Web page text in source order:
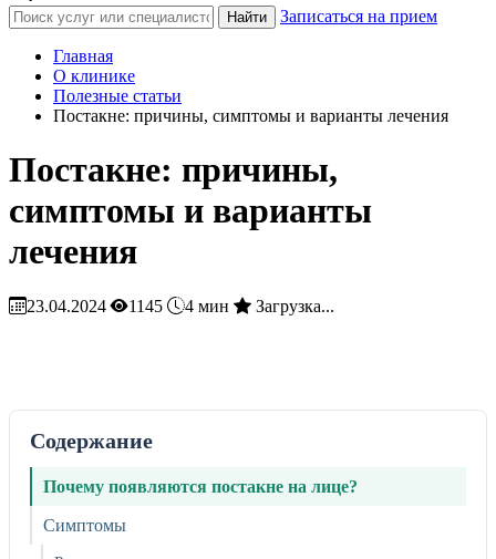
Найти Записаться на прием
Главная
О клинике
Полезные статьи
Постакне: причины, симптомы и варианты лечения
Постакне: причины,
симптомы и варианты
лечения
23.04.2024 1145 4 мин Загрузка...
Содержание
Почему появляются постакне на лице?
Симптомы